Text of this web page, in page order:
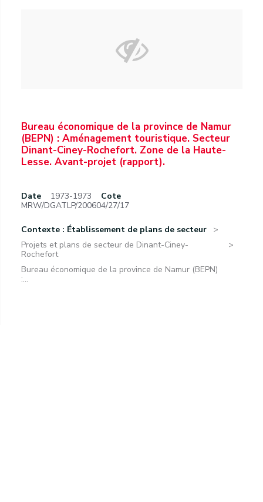
Bureau économique de la province de Namur
(BEPN) : Aménagement touristique. Secteur
Dinant-Ciney-Rochefort. Zone de la Haute-
Lesse. Avant-projet (rapport).
Date 1973-1973
Cote
MRW/DGATLP/200604/27/17
Contexte : Établissement de plans de secteur
Projets et plans de secteur de Dinant-Ciney-
Rochefort
Bureau économique de la province de Namur (BEPN)
:...